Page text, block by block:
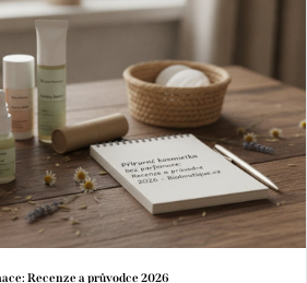
Recenze a průvodce 2026